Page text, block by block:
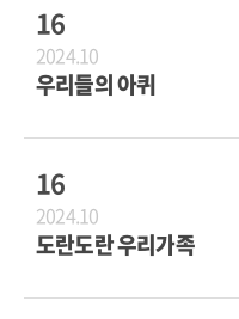
16
2024.10
우리들의 아퀴
16
2024.10
도란도란 우리가족